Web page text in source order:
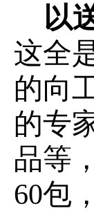
以
这全
的向
的专
品等，
60包